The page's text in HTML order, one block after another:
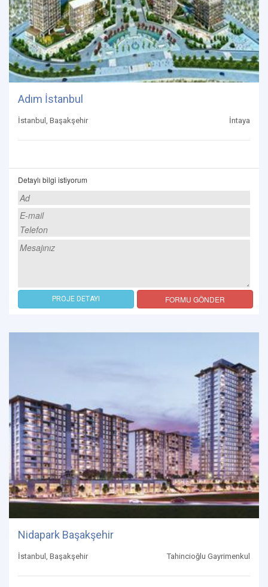
Adım İstanbul
İstanbul, Başakşehir İntaya
Detaylı bilgi istiyorum
PROJE DETAYI FORMU GÖNDER
Nidapark Başakşehir
İstanbul, Başakşehir Tahincioğlu Gayrimenkul